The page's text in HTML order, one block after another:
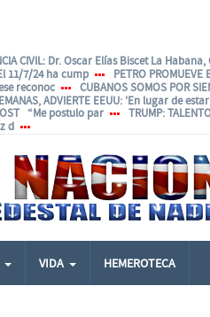
CIVIL: Dr. Oscar Elías Biscet La Habana,
11/7/24 ha cump PETRO PROMUEVE
reconoc CUBANOS SOMOS POR
ADVIERTE EEUU: 'En lugar de
“Me postulo par TRUMP:
d
VIDA HEMEROTECA